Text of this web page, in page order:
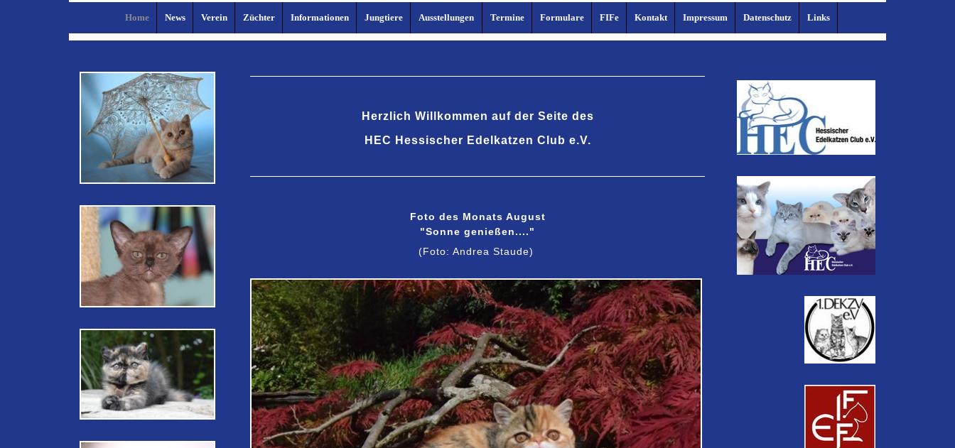
Home News Verein Züchter Informationen Jungtiere Ausstellungen Termine Formulare FIFe Kontakt Impressum Datenschutz Links
Herzlich Willkommen auf der Seite des
HEC Hessischer Edelkatzen Club e.V.
Foto des Monats August
"Sonne genießen...."
(Foto: Andrea Staude)